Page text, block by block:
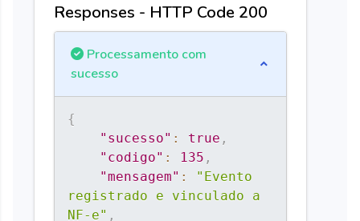
"cbs": {
"codigo":
"01"
"10.00"
}
}
Responses - HTTP Code 200
Processamento com
sucesso
{
"sucesso" : true ,
"codigo" : 135 ,
"mensagem" :
"Evento
registrado e vinculado a
NF-e" ,